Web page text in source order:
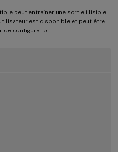
peut entraîner une sortie illisible.
est disponible et peut être
de configuration
: